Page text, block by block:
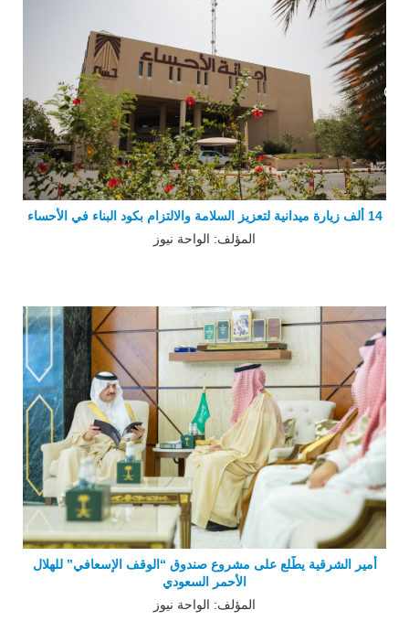
14 ألف زيارة ميدانية لتعزيز السلامة والالتزام بكود البناء في الأحساء
المؤلف: الواحة نيوز
أمير الشرقية يطّلع على مشروع صندوق “الوقف الإسعافي” للهلال
الأحمر السعودي
المؤلف: الواحة نيوز